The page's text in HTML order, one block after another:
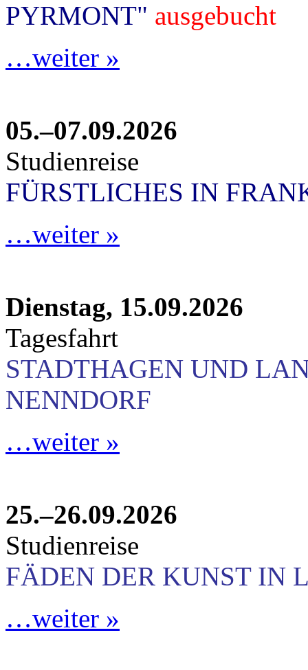
PYRMONT" ausgebucht
…weiter »
05.–07.09.2026
Studienreise
FÜRSTLICHES IN
…weiter »
Dienstag, 15.09.2026
Tagesfahrt
STADTHAGEN UND
NENNDORF
…weiter »
25.–26.09.2026
Studienreise
FÄDEN DER KUNST IN
…weiter »